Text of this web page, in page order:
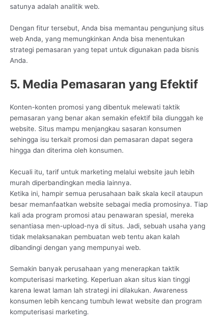
satunya adalah analitik web.
Dengan fitur tersebut, Anda bisa memantau pengunjung situs
web Anda, yang memungkinkan Anda bisa menentukan
strategi pemasaran yang tepat untuk digunakan pada bisnis
Anda.
5. Media Pemasaran yang Efektif
Konten-konten promosi yang dibentuk melewati taktik
pemasaran yang benar akan semakin efektif bila diunggah ke
website. Situs mampu menjangkau sasaran konsumen
sehingga isu terkait promosi dan pemasaran dapat segera
hingga dan diterima oleh konsumen.
Kecuali itu, tarif untuk marketing melalui website jauh lebih
murah diperbandingkan media lainnya.
Ketika ini, hampir semua perusahaan baik skala kecil ataupun
besar memanfaatkan website sebagai media promosinya. Tiap
kali ada program promosi atau penawaran spesial, mereka
senantiasa men-upload-nya di situs. Jadi, sebuah usaha yang
tidak melaksanakan pembuatan web tentu akan kalah
dibandingi dengan yang mempunyai web.
Semakin banyak perusahaan yang menerapkan taktik
komputerisasi marketing. Keperluan akan situs kian tinggi
karena lewat laman lah strategi ini dilakukan. Awareness
konsumen lebih kencang tumbuh lewat website dan program
komputerisasi marketing.